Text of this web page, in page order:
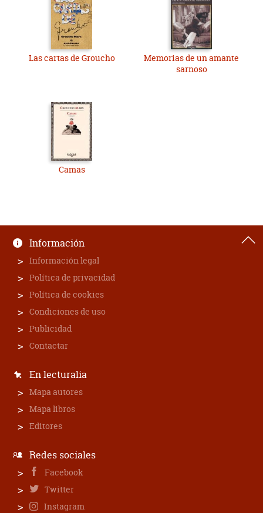
Las cartas de Groucho
Memorias de un amante
sarnoso
Camas
Información
Información legal
Política de privacidad
Política de cookies
Condiciones de uso
Publicidad
Contactar
En lecturalia
Mapa autores
Mapa libros
Editores
Redes sociales
Facebook
Twitter
Instagram